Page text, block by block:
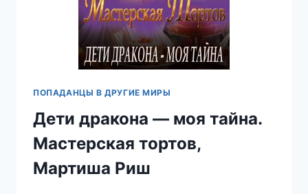
ПОПАДАНЦЫ В ДРУГИЕ МИРЫ
Дети дракона — моя тайна.
Мастерская тортов,
Мартиша Риш